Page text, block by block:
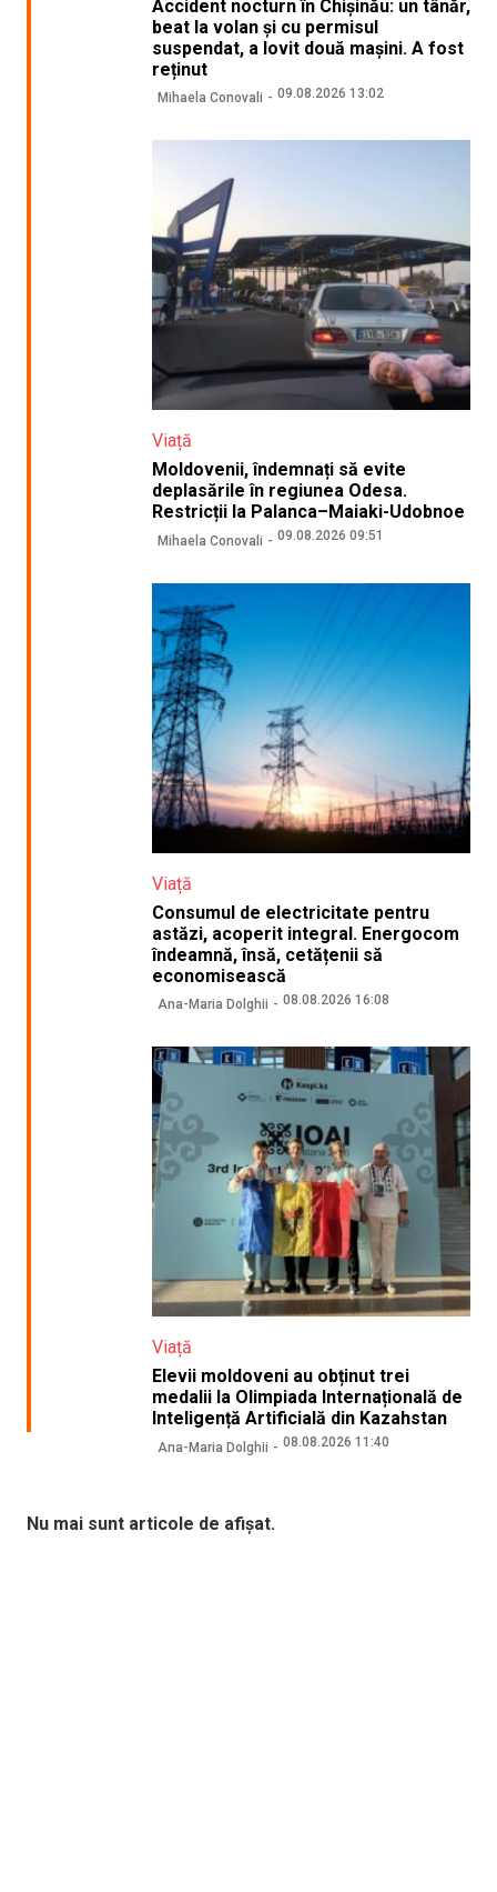
Accident nocturn în Chișinău: un tânăr,
beat la volan și cu permisul
suspendat, a lovit două mașini. A fost
reținut
Mihaela Conovali 09.08.2026 13:02
Viață
Moldovenii, îndemnați să evite
deplasările în regiunea Odesa.
Restricții la Palanca–Maiaki-Udobnoe
Mihaela Conovali 09.08.2026 09:51
Viață
Consumul de electricitate pentru
astăzi, acoperit integral. Energocom
îndeamnă, însă, cetățenii să
economisească
Ana-Maria Dolghii 08.08.2026 16:08
Viață
Elevii moldoveni au obținut trei
medalii la Olimpiada Internațională de
Inteligență Artificială din Kazahstan
Ana-Maria Dolghii 08.08.2026 11:40
Nu mai sunt articole de afișat.